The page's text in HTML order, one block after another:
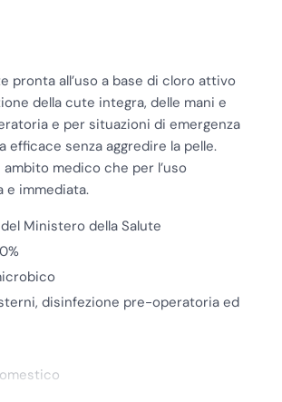
pronta all’uso a base di cloro attivo
della cute integra, delle mani e
e per situazioni di emergenza
efficace senza aggredire la pelle.
medico che per l’uso
e immediata.
Ministero della Salute
disinfezione pre-operatoria ed